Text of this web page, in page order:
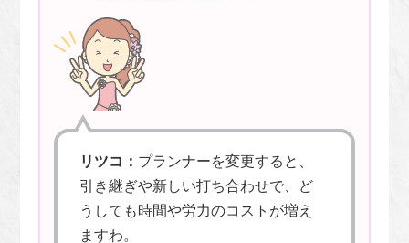
リツコ： プランナーを変更すると、
引き継ぎや新しい打ち合わせで、ど
うしても時間や労力のコストが増え
ますわ。